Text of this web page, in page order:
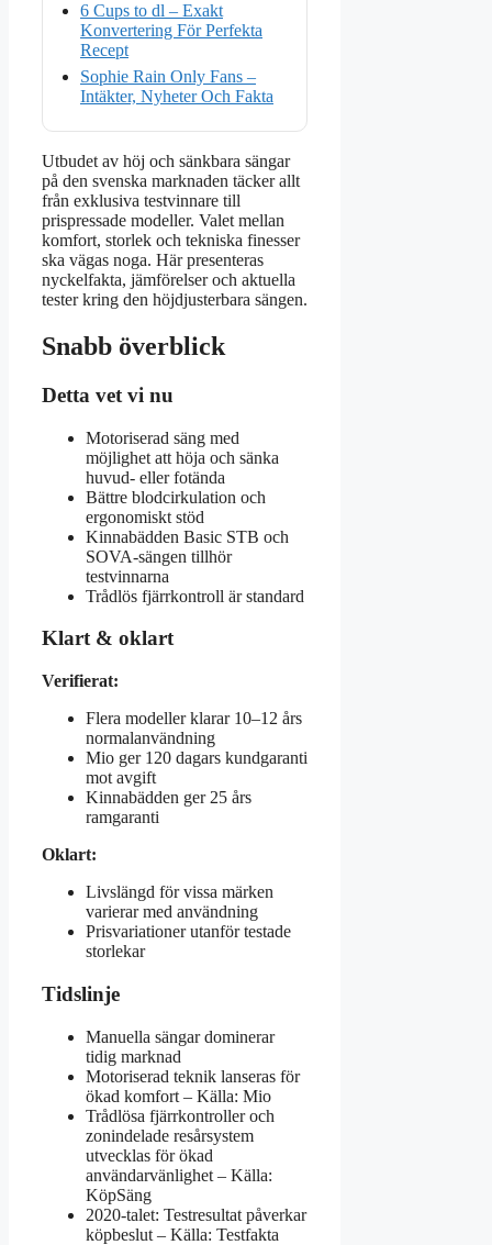
6 Cups to dl – Exakt
Konvertering För Perfekta
Recept
Sophie Rain Only Fans –
Intäkter, Nyheter Och Fakta
Utbudet av höj och sänkbara sängar
på den svenska marknaden täcker allt
från exklusiva testvinnare till
prispressade modeller. Valet mellan
komfort, storlek och tekniska finesser
ska vägas noga. Här presenteras
nyckelfakta, jämförelser och aktuella
tester kring den höjdjusterbara sängen.
Snabb överblick
Detta vet vi nu
Motoriserad säng med
möjlighet att höja och sänka
huvud- eller fotända
Bättre blodcirkulation och
ergonomiskt stöd
Kinnabädden Basic STB och
SOVA-sängen tillhör
testvinnarna
Trådlös fjärrkontroll är standard
Klart & oklart
Verifierat:
Flera modeller klarar 10–12 års
normalanvändning
Mio ger 120 dagars kundgaranti
mot avgift
Kinnabädden ger 25 års
ramgaranti
Oklart:
Livslängd för vissa märken
varierar med användning
Prisvariationer utanför testade
storlekar
Tidslinje
Manuella sängar dominerar
tidig marknad
Motoriserad teknik lanseras för
ökad komfort – Källa: Mio
Trådlösa fjärrkontroller och
zonindelade resårsystem
utvecklas för ökad
användarvänlighet – Källa:
KöpSäng
2020-talet: Testresultat påverkar
köpbeslut – Källa: Testfakta